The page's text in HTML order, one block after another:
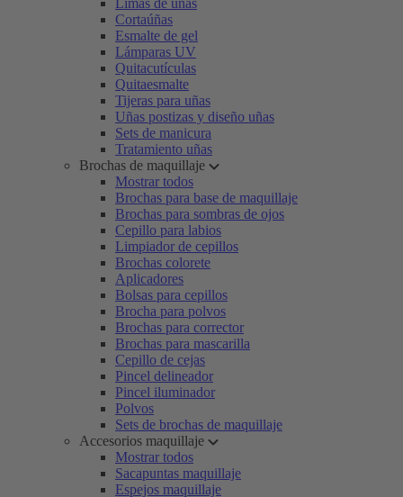
Limas de uñas
Cortaúñas
Esmalte de gel
Lámparas UV
Quitacutículas
Quitaesmalte
Tijeras para uñas
Uñas postizas y diseño uñas
Sets de manicura
Tratamiento uñas
Brochas de maquillaje
Mostrar todos
Brochas para base de maquillaje
Brochas para sombras de ojos
Cepillo para labios
Limpiador de cepillos
Brochas colorete
Aplicadores
Bolsas para cepillos
Brocha para polvos
Brochas para corrector
Brochas para mascarilla
Cepillo de cejas
Pincel delineador
Pincel iluminador
Polvos
Sets de brochas de maquillaje
Accesorios maquillaje
Mostrar todos
Sacapuntas maquillaje
Espejos maquillaje